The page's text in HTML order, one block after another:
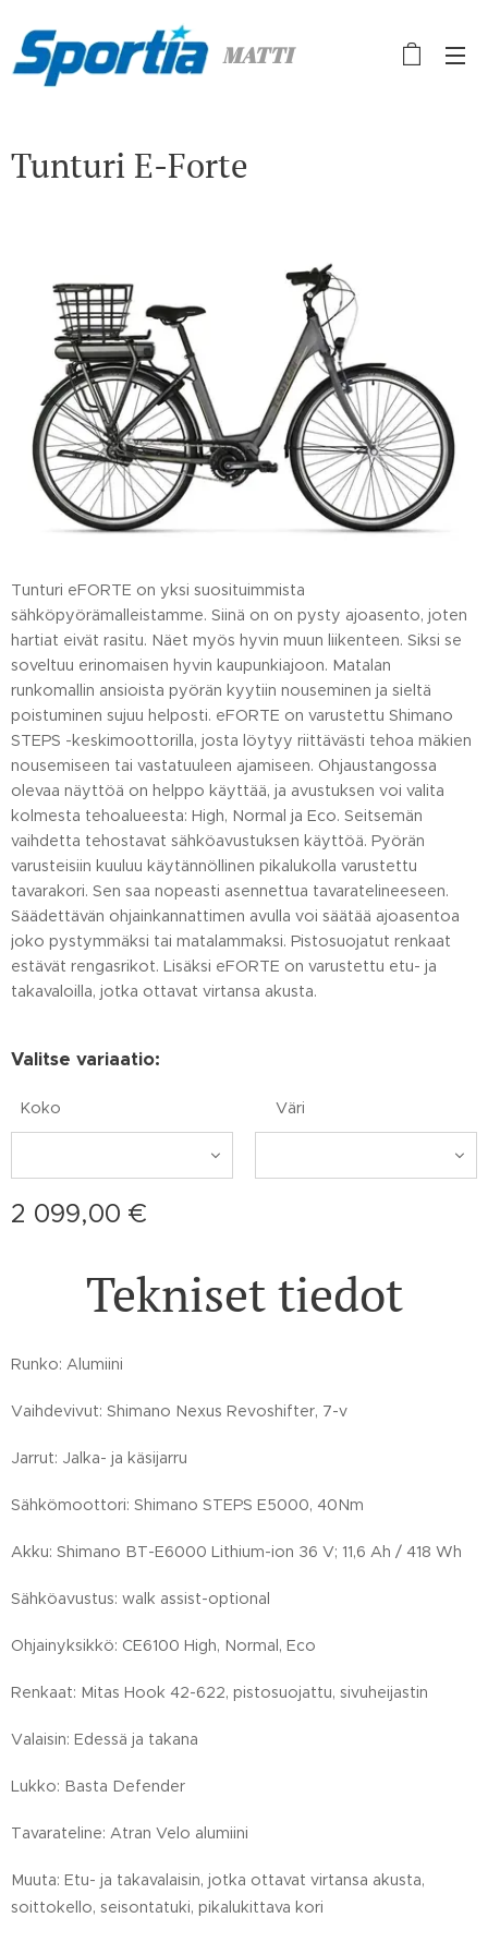
MATTI
Tunturi E-Forte
Tunturi eFORTE on yksi suosituimmista
sähköpyörämalleistamme. Siinä on on pysty ajoasento, joten
hartiat eivät rasitu. Näet myös hyvin muun liikenteen. Siksi se
soveltuu erinomaisen hyvin kaupunkiajoon. Matalan
runkomallin ansioista pyörän kyytiin nouseminen ja sieltä
poistuminen sujuu helposti. eFORTE on varustettu Shimano
STEPS -keskimoottorilla, josta löytyy riittävästi tehoa mäkien
nousemiseen tai vastatuuleen ajamiseen. Ohjaustangossa
olevaa näyttöä on helppo käyttää, ja avustuksen voi valita
kolmesta tehoalueesta: High, Normal ja Eco. Seitsemän
vaihdetta tehostavat sähköavustuksen käyttöä. Pyörän
varusteisiin kuuluu käytännöllinen pikalukolla varustettu
tavarakori. Sen saa nopeasti asennettua tavaratelineeseen.
Säädettävän ohjainkannattimen avulla voi säätää ajoasentoa
joko pystymmäksi tai matalammaksi. Pistosuojatut renkaat
estävät rengasrikot. Lisäksi eFORTE on varustettu etu- ja
takavaloilla, jotka ottavat virtansa akusta.
Valitse variaatio:
Koko Väri
2 099,00 €
Tekniset tiedot
Runko: Alumiini
Vaihdevivut: Shimano Nexus Revoshifter, 7-v
Jarrut: Jalka- ja käsijarru
Sähkömoottori: Shimano STEPS E5000, 40Nm
Akku: Shimano BT-E6000 Lithium-ion 36 V; 11,6 Ah / 418 Wh
Sähköavustus: walk assist-optional
Ohjainyksikkö: CE6100 High, Normal, Eco
Renkaat: Mitas Hook 42-622, pistosuojattu, sivuheijastin
Valaisin: Edessä ja takana
Lukko: Basta Defender
Tavarateline: Atran Velo alumiini
Muuta: Etu- ja takavalaisin, jotka ottavat virtansa akusta,
soittokello, seisontatuki, pikalukittava kori